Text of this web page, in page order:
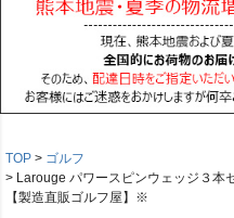
TOP
ゴルフ
Larouge パワースピンウェッジ３本
【製造直販ゴルフ屋】※